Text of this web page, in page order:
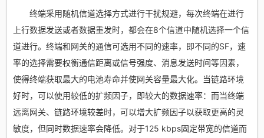
终端采用随机信道选择方式进行干扰规避，每次终端在进行
上行数据发送或者数据重发时，都会在8个信道中随机选择一个信
道进行。终端和网关的通信可选用不同的速率，即不同的SF，速
率的选择需要权衡通信距离或信号强度、消息发送时间等因素，
使得终端获取最大的电池寿命并使网关容量最大化。当链路环境
好时，可以使用较低的扩频因子，即较大的数据速率：而当终端
远离网关、链路环境较差时，可以增大扩频因子以获取更高的灵
敏度，但同时数据速率会降低。对于125 kbps固定带宽的信道而